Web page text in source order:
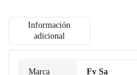
Información
adicional
Marca Fv Sa